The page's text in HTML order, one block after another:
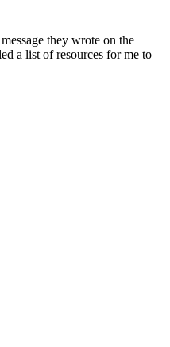
they wrote on the
a list of resources for me to